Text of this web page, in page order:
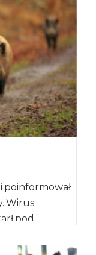
poinformował
Wirus
pod